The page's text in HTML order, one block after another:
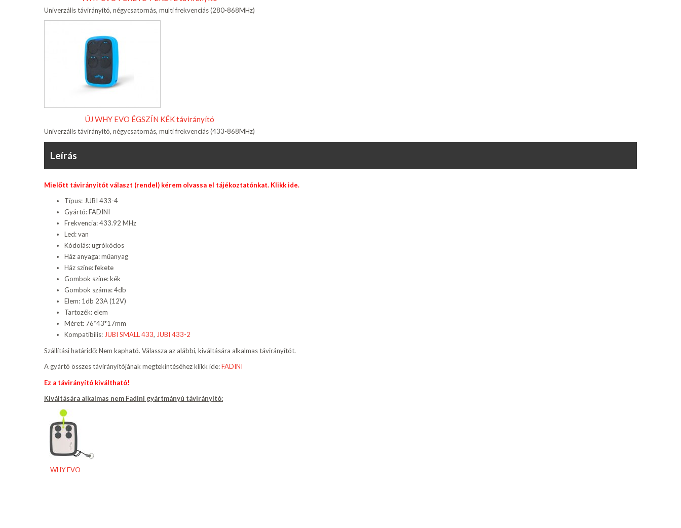
Univerzális távirányító, négycsatornás, multi frekvenciás (280-868MHz)
ÚJ WHY EVO ÉGSZÍN KÉK távirányító
Univerzális távirányító, négycsatornás, multi frekvenciás (433-868MHz)
Leírás
Mielőtt távirányítót választ (rendel) kérem olvassa el tájékoztatónkat. Klikk ide.
Típus: JUBI 433-4
Gyártó: FADINI
Frekvencia: 433.92 MHz
Led: van
Kódolás: ugrókódos
Ház anyaga: műanyag
Ház színe: fekete
Gombok színe: kék
Gombok száma: 4db
Elem: 1db 23A (12V)
Tartozék: elem
Méret: 76*43*17mm
Kompatibilis: JUBI SMALL 433, JUBI 433-2
Szállítási határidő: Nem kapható. Válassza az alábbi, kiváltására alkalmas távirányítót.
A gyártó összes távirányítójának megtekintéséhez klikk ide:FADINI
Ez a távirányító kiváltható!
Kiváltására alkalmas nem Fadini gyártmányú távirányító:
WHY EVO